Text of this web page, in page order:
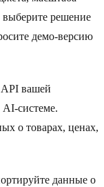
выберите решение
демо-версию
вашей
системе.
о товарах, ценах,
данные о